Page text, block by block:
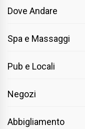
Dove Andare
Spa e Massaggi
Pub e Locali
Negozi
Abbigliamento